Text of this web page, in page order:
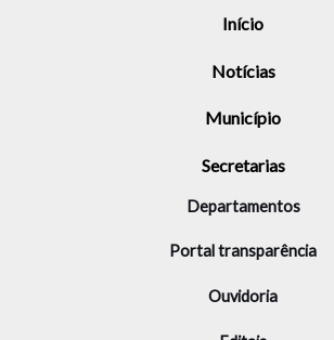
Início
Notícias
Município
Secretarias
Departamentos
Portal transparência
Ouvidoria